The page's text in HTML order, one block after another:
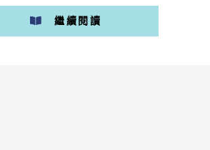
繼續閱讀